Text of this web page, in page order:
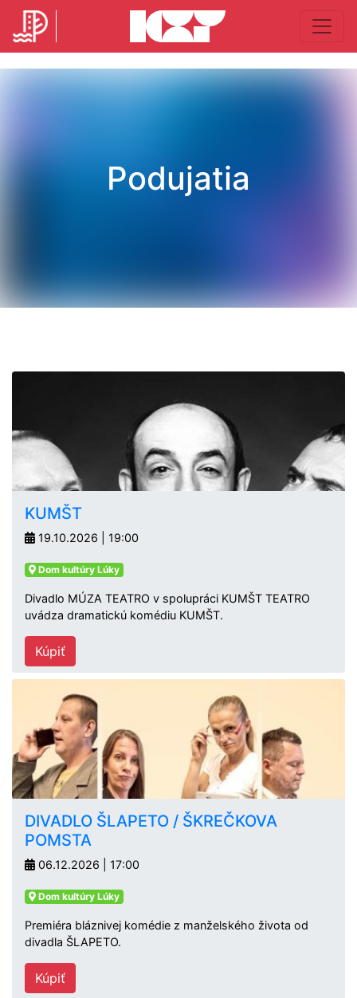
Podujatia
KUMŠT
19.10.2026 | 19:00
Dom kultúry Lúky
Divadlo MÚZA TEATRO v spolupráci KUMŠT TEATRO
uvádza dramatickú komédiu KUMŠT.
Kúpiť
DIVADLO ŠLAPETO / ŠKREČKOVA
POMSTA
06.12.2026 | 17:00
Dom kultúry Lúky
Premiéra bláznivej komédie z manželského života od
divadla ŠLAPETO.
Kúpiť